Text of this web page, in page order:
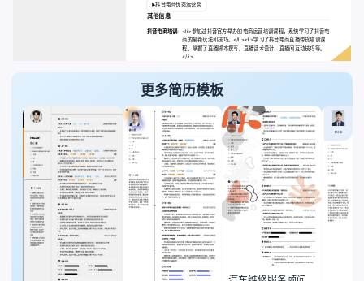
抖音电商优秀运营奖
其他信息
抖音电商培训: <li>参加过抖音官方举办的电商运营培训课程，系统学习了抖音电
商的最新玩法和技巧。</li><li>学习了抖音电商直播带货培训课
程，掌握了直播脚本撰写、直播话术设计、直播间互动技巧等。
</li>
更多简历模板